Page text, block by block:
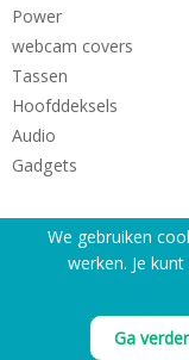
Power
webcam covers
Tassen
Hoofddeksels
Audio
Gadgets
Hulp
We gebruiken
werken. Je
Ga